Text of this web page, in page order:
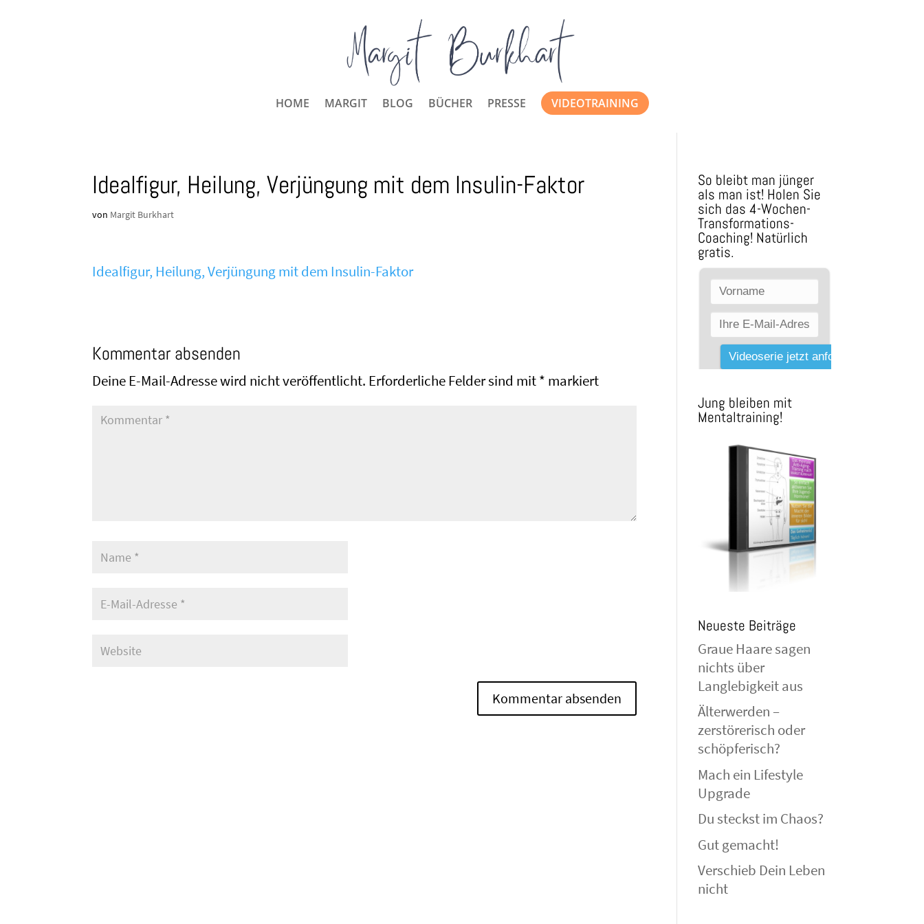
HOME MARGIT BLOG BÜCHER PRESSE VIDEOTRAINING
Idealfigur, Heilung, Verjüngung mit dem Insulin-Faktor
von Margit Burkhart
Idealfigur, Heilung, Verjüngung mit dem Insulin-Faktor
Kommentar absenden
Deine E-Mail-Adresse wird nicht veröffentlicht. Erforderliche Felder sind mit* markiert
So bleibt man jünger
als man ist! Holen Sie
sich das 4-Wochen-
Transformations-
Coaching! Natürlich
gratis.
Jung bleiben mit
Mentaltraining!
Neueste Beiträge
Graue Haare sagen
nichts über
Langlebigkeit aus
Älterwerden –
zerstörerisch oder
schöpferisch?
Mach ein Lifestyle
Upgrade
Du steckst im Chaos?
Gut gemacht!
Verschieb Dein Leben
nicht